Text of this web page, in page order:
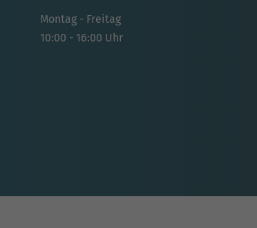
Montag - Freitag
10:00 - 16:00 Uhr